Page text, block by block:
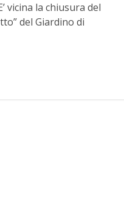
vicina la chiusura del
del Giardino di